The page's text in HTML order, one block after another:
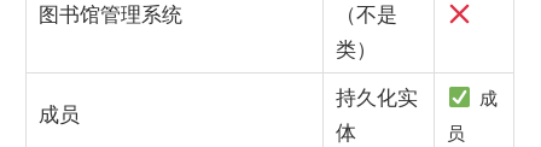
图书馆管理系统
（不是
类）
成员
持久化实
体
成
员